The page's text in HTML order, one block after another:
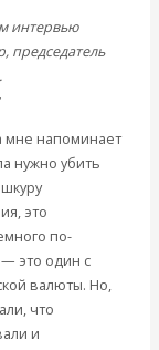
интервью
председатель
мне напоминает
нужно убить
это
по-
это один с
валюты. Но,
что
и